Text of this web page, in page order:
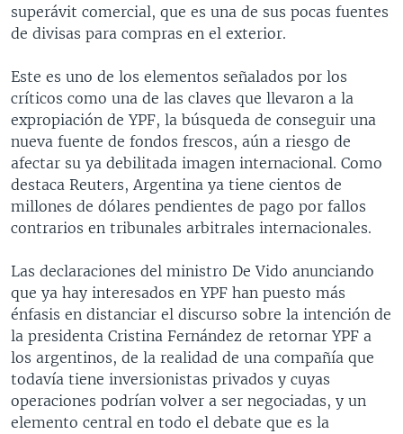
superávit comercial, que es una de sus pocas fuentes
de divisas para compras en el exterior.
Este es uno de los elementos señalados por los
críticos como una de las claves que llevaron a la
expropiación de YPF, la búsqueda de conseguir una
nueva fuente de fondos frescos, aún a riesgo de
afectar su ya debilitada imagen internacional. Como
destaca Reuters, Argentina ya tiene cientos de
millones de dólares pendientes de pago por fallos
contrarios en tribunales arbitrales internacionales.
Las declaraciones del ministro De Vido anunciando
que ya hay interesados en YPF han puesto más
énfasis en distanciar el discurso sobre la intención de
la presidenta Cristina Fernández de retornar YPF a
los argentinos, de la realidad de una compañía que
todavía tiene inversionistas privados y cuyas
operaciones podrían volver a ser negociadas, y un
elemento central en todo el debate que es la